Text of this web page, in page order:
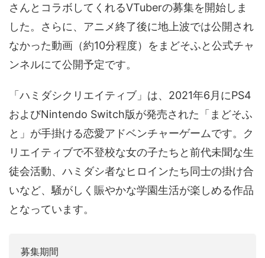
音声（ボイス）
さんとコラボしてくれるVTuberの募集を開始しま
した。さらに、アニメ終了後に地上波では公開され
なかった動画（約10分程度）をまどそふと公式チャ
ンネルにて公開予定です。
「ハミダシクリエイティブ」は、2021年6月にPS4
およびNintendo Switch版が発売された「まどそふ
と」が手掛ける恋愛アドベンチャーゲームです。ク
リエイティブで不登校な女の子たちと前代未聞な生
徒会活動、ハミダシ者なヒロインたち同士の掛け合
いなど、騒がしく賑やかな学園生活が楽しめる作品
となっています。
募集期間